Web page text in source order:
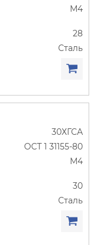
М4
28
Сталь
30ХГСА
ОСТ 1 31155-80
М4
30
Сталь